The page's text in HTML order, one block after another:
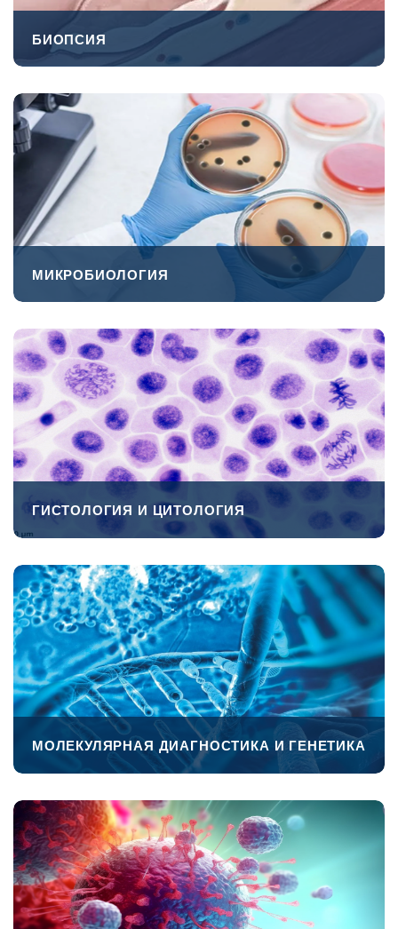
БИОПСИЯ
МИКРОБИОЛОГИЯ
ГИСТОЛОГИЯ И ЦИТОЛОГИЯ
МОЛЕКУЛЯРНАЯ ДИАГНОСТИКА И ГЕНЕТИКА